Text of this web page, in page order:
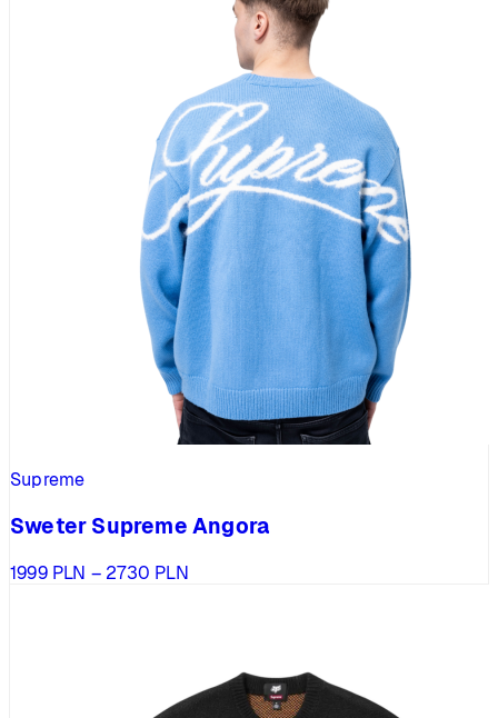
2730 PLN
Supreme
Sweter Supreme Angora
1999 PLN – 2730 PLNZakres
2730 PLN